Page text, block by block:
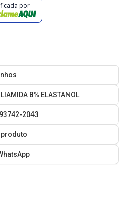
por
8% ELASTANOL
2043
produto